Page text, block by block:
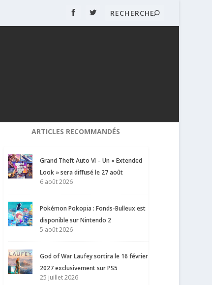
ARTICLES RECOMMANDÉS
Grand Theft Auto VI – Un « Extended
Look » sera diffusé le 27 août
6 août 2026
Pokémon Pokopia : Fonds-Bulleux est
disponible sur Nintendo 2
5 août 2026
God of War Laufey sortira le 16 février
2027 exclusivement sur PS5
25 juillet 2026